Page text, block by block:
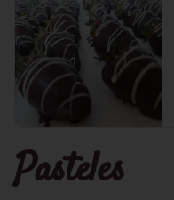
Pasteles